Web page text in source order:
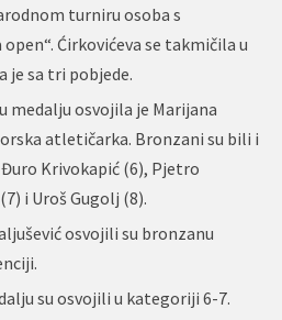
turniru osoba s
Ćirkovićeva se takmičila u
je sa tri pobjede.
osvojila je Marijana
atletičarka. Bronzani su bili i
Krivokapić (6), Pjetro
i Uroš Gugolj (8).
osvojili su bronzanu
su osvojili u kategoriji 6-7.